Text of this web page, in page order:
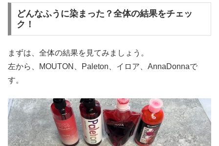
どんなふうに染まった？全体の結果をチェッ
ク！
まずは、全体の結果を見てみましょう。
左から、MOUTON、Paleton、イロア、AnnaDonnaで
す。